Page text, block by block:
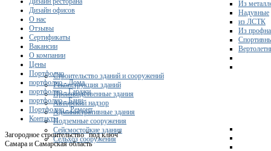
Из
Надувные
из ЛСТК
Из
Строительство зданий и сооружений
Реконструкция зданий
Производственные здания
Авторский надзор
Административные здания
Подземные сооружения
Сейсмостойкие здания
Сельхоз сооружения
Дизайн офисов
О нас
Отзывы
Сертификаты
Вакансии
О компании
Цены
Портфолио
портфолио - Дома
портфолио - Гаражи
портфолио - Бани
Портфолио - Ремонт
Контакты
Загородное строительство "под ключ"
Самара и Самарская область